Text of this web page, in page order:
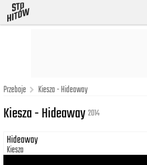
Przeboje Kiesza - Hideaway
Kiesza - Hideaway2014
Hideaway
Kiesza